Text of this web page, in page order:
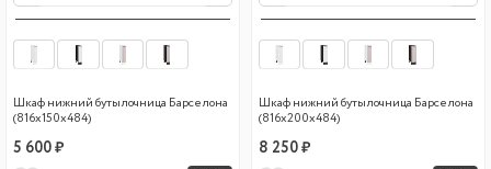
Шкаф нижний бутылочница Барселона
(816х150х484)
5 600 ₽
Шкаф нижний бутылочница Барселона
(816х200х484)
8 250 ₽